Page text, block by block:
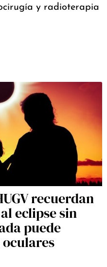
y radioterapia
recuerdan
eclipse sin
puede